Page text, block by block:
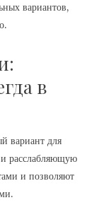
вариантов,
в
вариант для
расслабляющую
и позволяют